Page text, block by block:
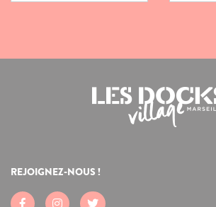
REJOIGNEZ-NOUS !